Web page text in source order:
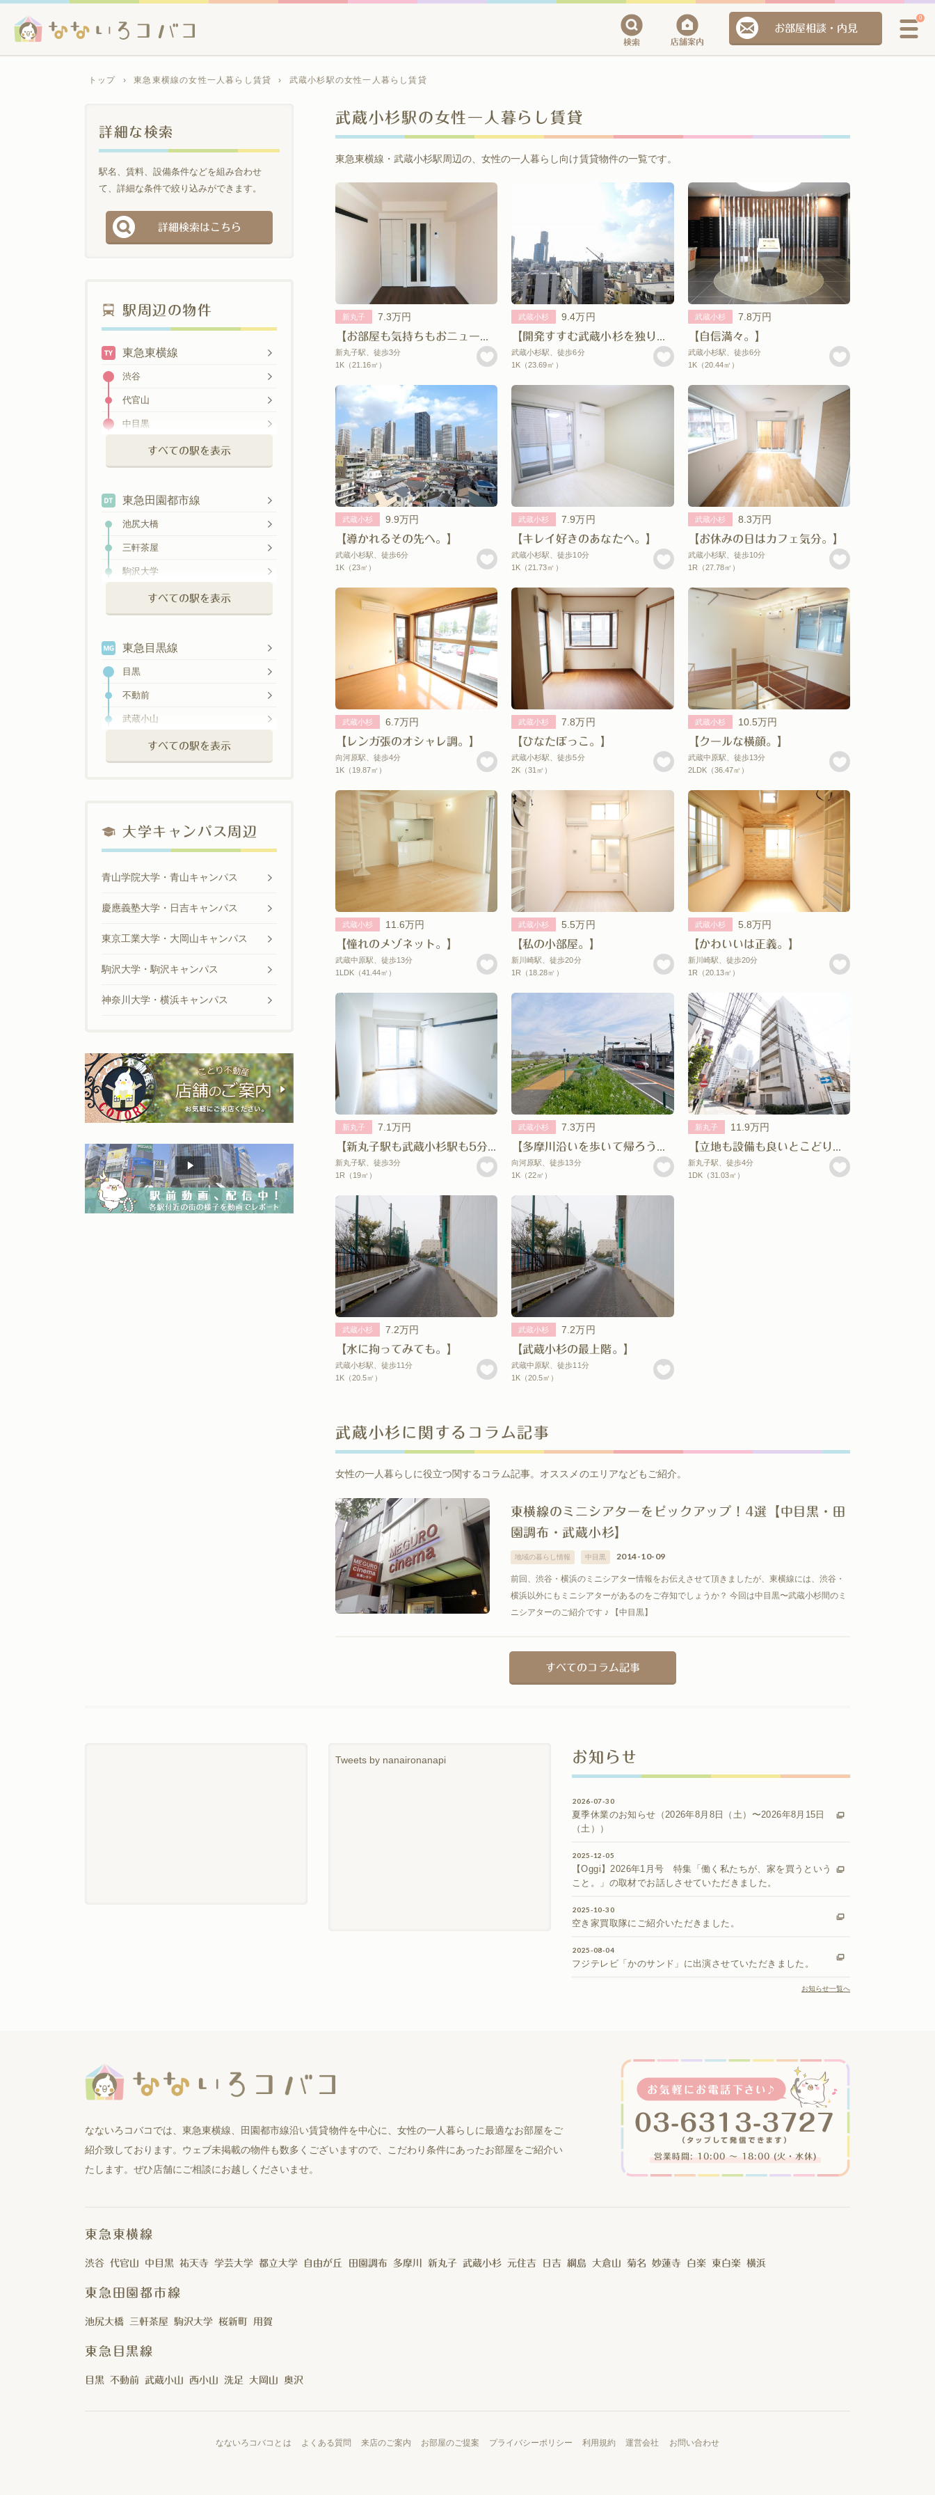
お部屋相談・内見
0
トップ › 東急東横線の女性一人暮らし賃貸 › 武蔵小杉駅の女性一人暮らし賃貸
武蔵小杉駅の女性一人暮らし賃貸
東急東横線・武蔵小杉駅周辺の、女性の一人暮らし向け賃貸物件の一覧です。
新丸子
7.3万円
新丸子駅、徒歩3分
1K（21.16㎡）
武蔵小杉
9.4万円
武蔵小杉駅、徒歩6分
1K（23.69㎡）
武蔵小杉
7.8万円
【自信満々。】
武蔵小杉駅、徒歩6分
1K（20.44㎡）
武蔵小杉
9.9万円
【導かれるその先へ。】
武蔵小杉駅、徒歩6分
1K（23㎡）
武蔵小杉
7.9万円
【キレイ好きのあなたへ。】
武蔵小杉駅、徒歩10分
1K（21.73㎡）
武蔵小杉
8.3万円
【お休みの日はカフェ気分。】
武蔵小杉駅、徒歩10分
1R（27.78㎡）
武蔵小杉
6.7万円
【レンガ張のオシャレ調。】
向河原駅、徒歩4分
1K（19.87㎡）
武蔵小杉
7.8万円
【ひなたぼっこ。】
武蔵小杉駅、徒歩5分
2K（31㎡）
武蔵小杉
10.5万円
【クールな横顔。】
武蔵中原駅、徒歩13分
2LDK（36.47㎡）
武蔵小杉
11.6万円
【憧れのメゾネット。】
武蔵中原駅、徒歩13分
1LDK（41.44㎡）
武蔵小杉
5.5万円
【私の小部屋。】
新川崎駅、徒歩20分
1R（18.28㎡）
武蔵小杉
5.8万円
【かわいいは正義。】
新川崎駅、徒歩20分
1R（20.13㎡）
新丸子
7.1万円
新丸子駅、徒歩3分
1R（19㎡）
武蔵小杉
7.3万円
向河原駅、徒歩13分
1K（22㎡）
新丸子
11.9万円
新丸子駅、徒歩4分
1DK（31.03㎡）
武蔵小杉
7.2万円
【水に拘ってみても。】
武蔵小杉駅、徒歩11分
1K（20.5㎡）
武蔵小杉
7.2万円
【武蔵小杉の最上階。】
武蔵中原駅、徒歩11分
1K（20.5㎡）
武蔵小杉に関するコラム記事
女性の一人暮らしに役立つ関するコラム記事。オススメのエリアなどもご紹介。
東横線のミニシアターをピックアップ！4選【中目黒・田
園調布・武蔵小杉】
地域の暮らし情報 中目黒 2014-10-09
前回、渋谷・横浜のミニシアター情報をお伝えさせて頂きましたが、東横線には、渋谷・
横浜以外にもミニシアターがあるのをご存知でしょうか？ 今回は中目黒〜武蔵小杉間のミ
ニシアターのご紹介です ♪ 【中目黒】
すべてのコラム記事
詳細な検索
駅名、賃料、設備条件などを組み合わせ
て、詳細な条件で絞り込みができます。
詳細検索はこちら
駅周辺の物件
東急東横線
渋谷
代官山
中目黒
祐天寺
学芸大学
都立大学
自由が丘
田園調布
多摩川
武蔵小杉
菊名
横浜
すべての駅を表示
東急田園都市線
池尻大橋
三軒茶屋
駒沢大学
桜新町
用賀
すべての駅を表示
東急目黒線
目黒
不動前
武蔵小山
西小山
洗足
すべての駅を表示
大学キャンパス周辺
青山学院大学・青山キャンパス
慶應義塾大学・日吉キャンパス
東京工業大学・大岡山キャンパス
駒沢大学・駒沢キャンパス
神奈川大学・横浜キャンパス
お知らせ
2026-07-30
夏季休業のお知らせ（2026年8月8日（土）〜2026年8月15日
（土））
2025-12-05
【Oggi】2026年1月号 特集「働く私たちが、家を買うという
こと。」の取材でお話しさせていただきました。
2025-10-30
空き家買取隊にご紹介いただきました。
2025-08-04
フジテレビ「かのサンド」に出演させていただきました。
お知らせ一覧へ
Tweets by nanaironanapi
なないろコバコでは、東急東横線、田園都市線沿い賃貸物件を中心に、女性の一人暮らしに最適なお部屋をご
紹介致しております。ウェブ未掲載の物件も数多くございますので、こだわり条件にあったお部屋をご紹介い
たします。ぜひ店舗にご相談にお越しくださいませ。
営業時間: 10:00 〜 18:00 (火・水休)
東急東横線
渋谷 代官山 中目黒 祐天寺 学芸大学 都立大学 自由が丘 田園調布 多摩川 新丸子 武蔵小杉 元住吉 日吉 綱島 大倉山 菊名 妙蓮寺 白楽 東白楽 横浜
東急田園都市線
池尻大橋 三軒茶屋 駒沢大学 桜新町 用賀
東急目黒線
目黒 不動前 武蔵小山 西小山 洗足 大岡山 奥沢
なないろコバコとは よくある質問 来店のご案内 お部屋のご提案 プライバシーポリシー 利用規約 運営会社 お問い合わせ